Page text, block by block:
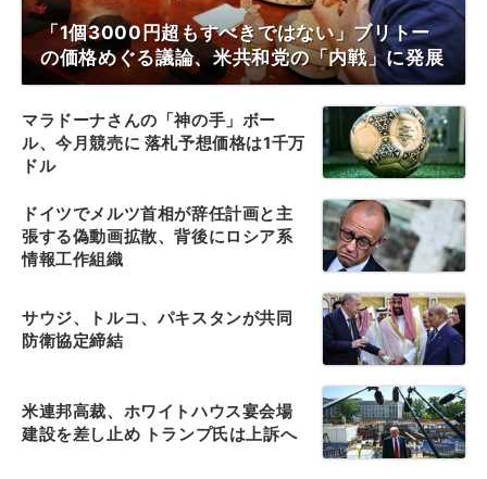
「1個3000円超もすべきではない」ブリトー
の価格めぐる議論、米共和党の「内戦」に発展
マラドーナさんの「神の手」ボー
ル、今月競売に 落札予想価格は1千万
ドル
ドイツでメルツ首相が辞任計画と主
張する偽動画拡散、背後にロシア系
情報工作組織
サウジ、トルコ、パキスタンが共同
防衛協定締結
米連邦高裁、ホワイトハウス宴会場
建設を差し止め トランプ氏は上訴へ